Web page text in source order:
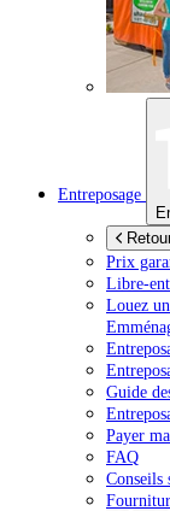
Entreposage
Prix
Libre-
Louez
Guide
Payer
FAQ
Conseils